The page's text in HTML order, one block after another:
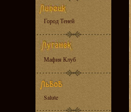
Город Теней
Мафия Клуб
Salute